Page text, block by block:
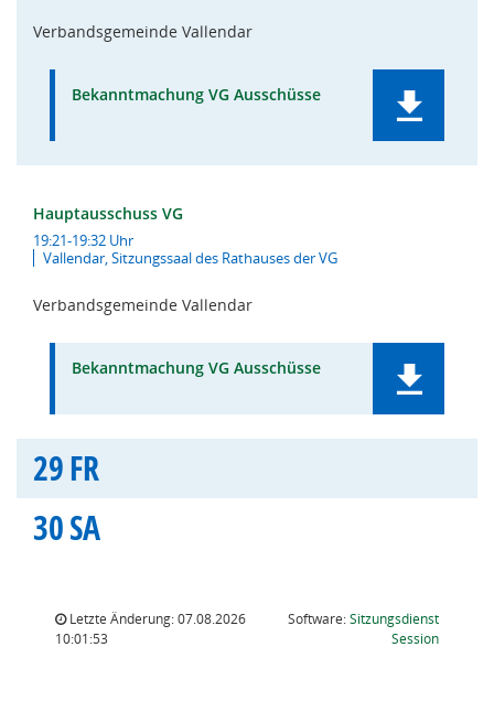
Verbandsgemeinde Vallendar
Bekanntmachung VG Ausschüsse
Hauptausschuss VG
19:21-19:32 Uhr
Vallendar, Sitzungssaal des Rathauses der VG
Verbandsgemeinde Vallendar
Bekanntmachung VG Ausschüsse
29FR
30SA
Letzte Änderung: 07.08.2026
10:01:53
Software:Sitzungsdienst
Session(Wird in